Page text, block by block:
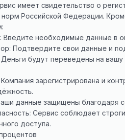
имеет свидетельство о
Российской Федерации.
Введите необходимые данные в
Подтвердите свои данные и
будут переведены на вашу
зарегистрирована и
данные защищены благодаря
Сервис соблюдает
доступа.